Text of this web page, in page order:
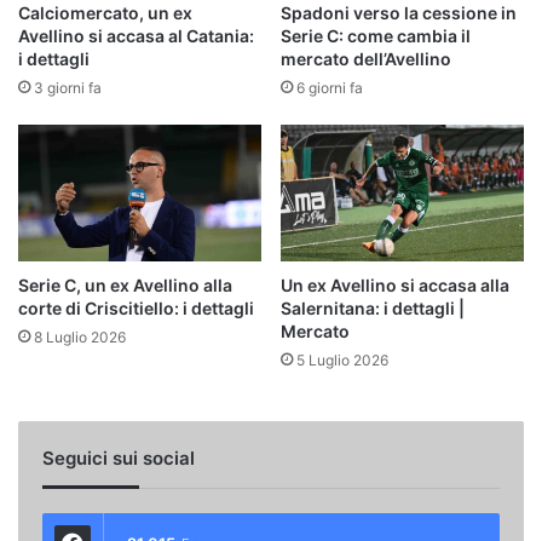
Calciomercato, un ex
Avellino si accasa al Catania:
i dettagli
3 giorni fa
Spadoni verso la cessione in
Serie C: come cambia il
mercato dell’Avellino
6 giorni fa
Serie C, un ex Avellino alla
corte di Criscitiello: i dettagli
8 Luglio 2026
Un ex Avellino si accasa alla
Salernitana: i dettagli |
Mercato
5 Luglio 2026
Seguici sui social